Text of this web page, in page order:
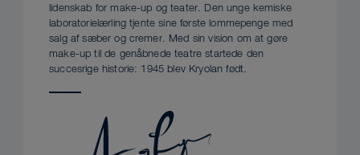
lidenskab for make-up og teater. Den unge kemiske
laboratorielærling tjente sine første lommepenge med
salg af sæber og cremer. Med sin vision om at gøre
make-up til de genåbnede teatre startede den
succesrige historie: 1945 blev Kryolan født.